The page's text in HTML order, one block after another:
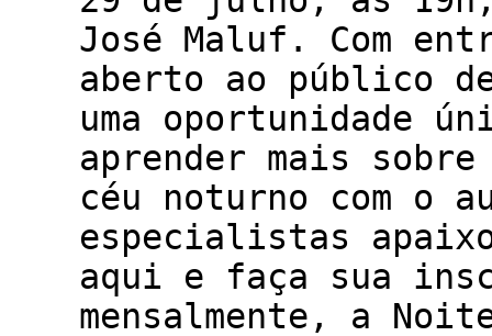
José Maluf. Com
aberto ao público
uma oportunidade
aprender mais
céu noturno com o
especialistas
aqui e faça sua
mensalmente, a